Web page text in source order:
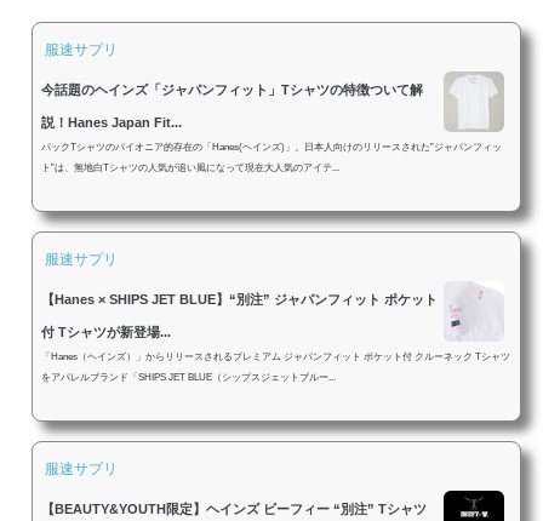
服速サプリ
今話題のヘインズ「ジャパンフィット」Tシャツの特徴ついて解
説！Hanes Japan Fit...
パックTシャツのパイオニア的存在の「Hanes(ヘインズ)」。日本人向けのリリースされた”ジャパンフィッ
ト”は、無地白Tシャツの人気が追い風になって現在大人気のアイテ...
服速サプリ
【Hanes × SHIPS JET BLUE】“別注” ジャパンフィット ポケット
付 Tシャツが新登場...
「Hanes（ヘインズ）」からリリースされるプレミアム ジャパンフィット ポケット付 クルーネック Tシャツ
をアパレルブランド「SHIPS JET BLUE（シップスジェットブルー...
服速サプリ
【BEAUTY&YOUTH限定】ヘインズ ビーフィー “別注” Tシャツ